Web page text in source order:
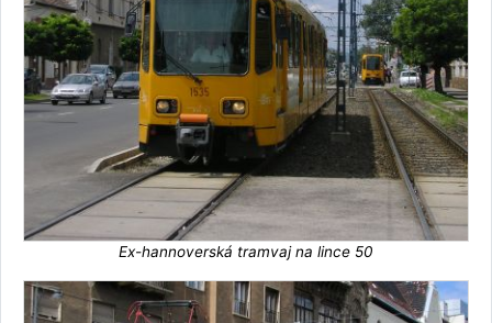
Ex-hannoverská tramvaj na lince 50